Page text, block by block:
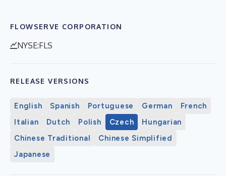
FLOWSERVE CORPORATION
NYSE:FLS
RELEASE VERSIONS
English Spanish Portuguese German
French
Italian
Dutch Polish Czech
Hungarian
Chinese Traditional
Chinese Simplified
Japanese